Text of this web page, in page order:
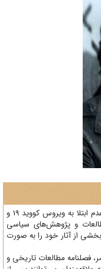
با توجه به نیاز به تداوم مراقبت‌های بهداشتی برای عدم ابتلا به ویروس کووید 19 و
و پژوهش‌های سیاسی
از آثار خود را به صورت
مطالعات تاریخی و